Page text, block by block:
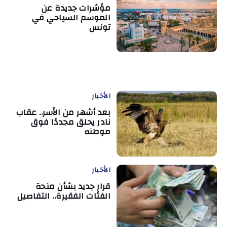
مؤشرات جديدة عن
الموسم السياحي في
تونس
الأخبار
بعد أشهر من الأسر.. عقاب
نادر يحلق مجددًا فوق
موطنه
الأخبار
قرار جديد بشأن منحة
الفئات الفقيرة.. التفاصيل